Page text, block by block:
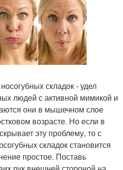
складок - удел
людей с активной мимикой и
они в мышечном слое
возрасте. Но если в
эту проблему, то с
складок становится
простое. Поставь